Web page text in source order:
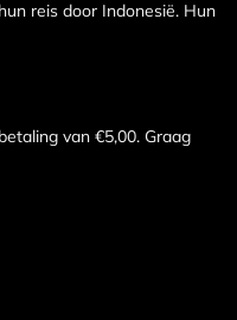
reis door Indonesië. Hun
van €5,00. Graag